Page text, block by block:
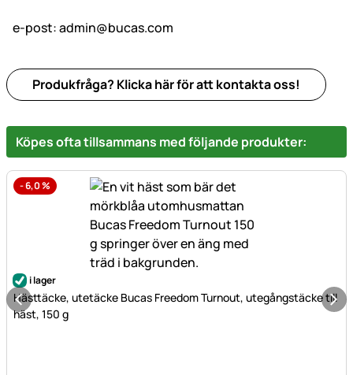
e-post:admin@bucas.com
Produkfråga? Klicka här för att kontakta oss!
Köpes ofta tillsammans med följande produkter:
-6,0%
i lager
Hästtäcke, utetäcke Bucas Freedom Turnout, utegångstäcke till
häst, 150 g